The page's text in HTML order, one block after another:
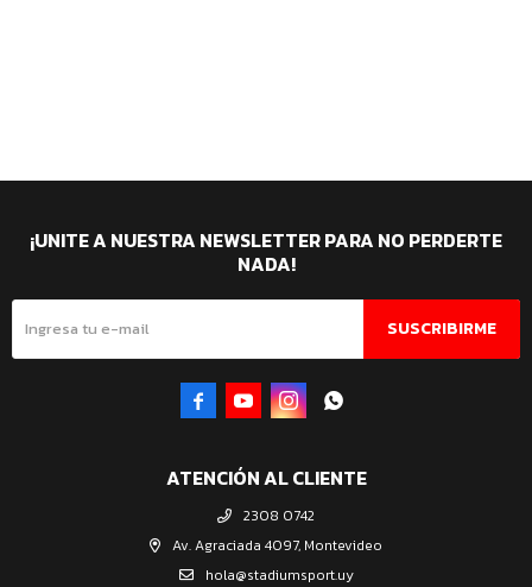
ATENCIÓN AL CLIENTE
2308 0742
Av. Agraciada 4097, Montevideo
hola@stadiumsport.uy
¡UNITE A NUESTRA NEWSLETTER PARA NO PERDERTE
NADA!
SUSCRIBIRME
   